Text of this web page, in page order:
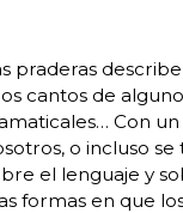
praderas
cantos de
Con
o incluso
el lenguaje y
formas en que